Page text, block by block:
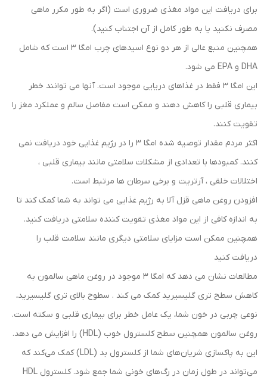
برای دریافت این مواد مغذی ضروری است (اگر به طور مکرر ماهی
مصرف نکنید یا به طور کامل از آن اجتناب کنید).
همچنین منبع عالی از هر دو نوع اسیدهای چرب امگا 3 است که شامل
DHA و EPA می شود.
این امگا 3 فقط در غذاهای دریایی موجود است. آنها می توانند خطر
بیماری قلبی را کاهش دهند و ممکن است مفاصل سالم و عملکرد مغز را
تقویت کنند.
اکثر مردم مقدار توصیه شده امگا 3 را در رژیم غذایی خود دریافت نمی
کنند. کمبودها با تعدادی از مشکلات سلامتی مانند بیماری قلبی ،
اختلالات خلقی ، آرتریت و برخی سرطان ها مرتبط است.
افزودن روغن ماهی قزل آلا به رژیم غذایی می تواند به شما کمک کند تا
به اندازه کافی از این مواد مغذی تقویت کننده سلامتی دریافت کنید.
همچنین ممکن است مزایای سلامتی دیگری مانند سلامت قلب را
دریافت کنید
مطالعات نشان می دهد که امگا 3 موجود در روغن ماهی سالمون به
کاهش سطح تری گلیسیرید کمک می کند . سطوح بالای تری گلیسیرید،
نوعی چربی در خون شما، یک عامل خطر برای بیماری قلبی و سکته است.
روغن سالمون همچنین سطح کلسترول خوب (HDL) را افزایش می دهد.
این به پاکسازی شریان‌های شما از کلسترول بد (LDL) کمک می‌کند که
می‌تواند در طول زمان در رگ‌های خونی شما جمع شود. کلسترول HDL